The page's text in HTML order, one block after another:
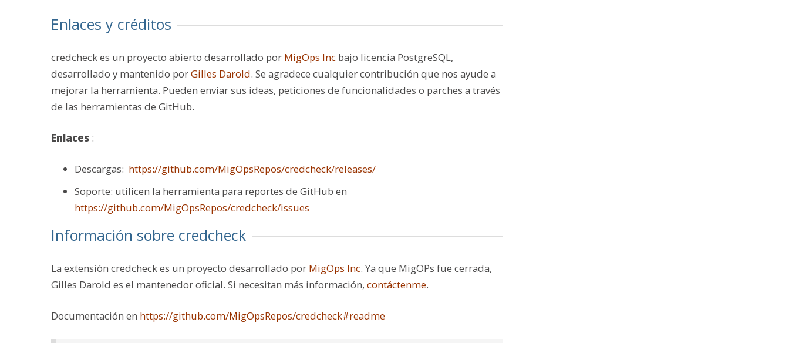
Enlaces y créditos
credcheck es un proyecto abierto desarrollado por MigOps Inc bajo licencia PostgreSQL,
desarrollado y mantenido porGilles Darold. Se agradece cualquier contribución que nos ayude a
mejorar la herramienta. Pueden enviar sus ideas, peticiones de funcionalidades o parches a través
de las herramientas de GitHub.
Enlaces :
Descargas: https://github.com/MigOpsRepos/credcheck/releases/
Soporte: utilicen la herramienta para reportes de GitHub en
https://github.com/MigOpsRepos/credcheck/issues
Información sobre credcheck
La extensión credcheck es un proyecto desarrollado por MigOps Inc. Ya que MigOPs fue cerrada,
Gilles Darold es el mantenedor oficial. Si necesitan más información, contáctenme.
Documentación en https://github.com/MigOpsRepos/credcheck#readme